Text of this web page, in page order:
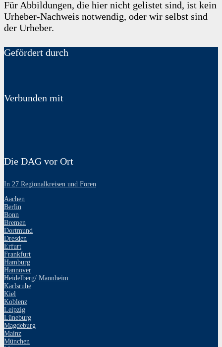
Für Abbildungen, die hier nicht gelistet sind, ist kein
Urheber-Nachweis notwendig, oder wir selbst sind
der Urheber.
Gefördert durch
Verbunden mit
Die DAG vor Ort
In 27 Regionalkreisen und Foren
Aachen
Berlin
Bonn
Bremen
Dortmund
Dresden
Erfurt
Frankfurt
Hamburg
Hannover
Heidelberg/ Mannheim
Karlsruhe
Kiel
Koblenz
Leipzig
Lüneburg
Magdeburg
Mainz
München